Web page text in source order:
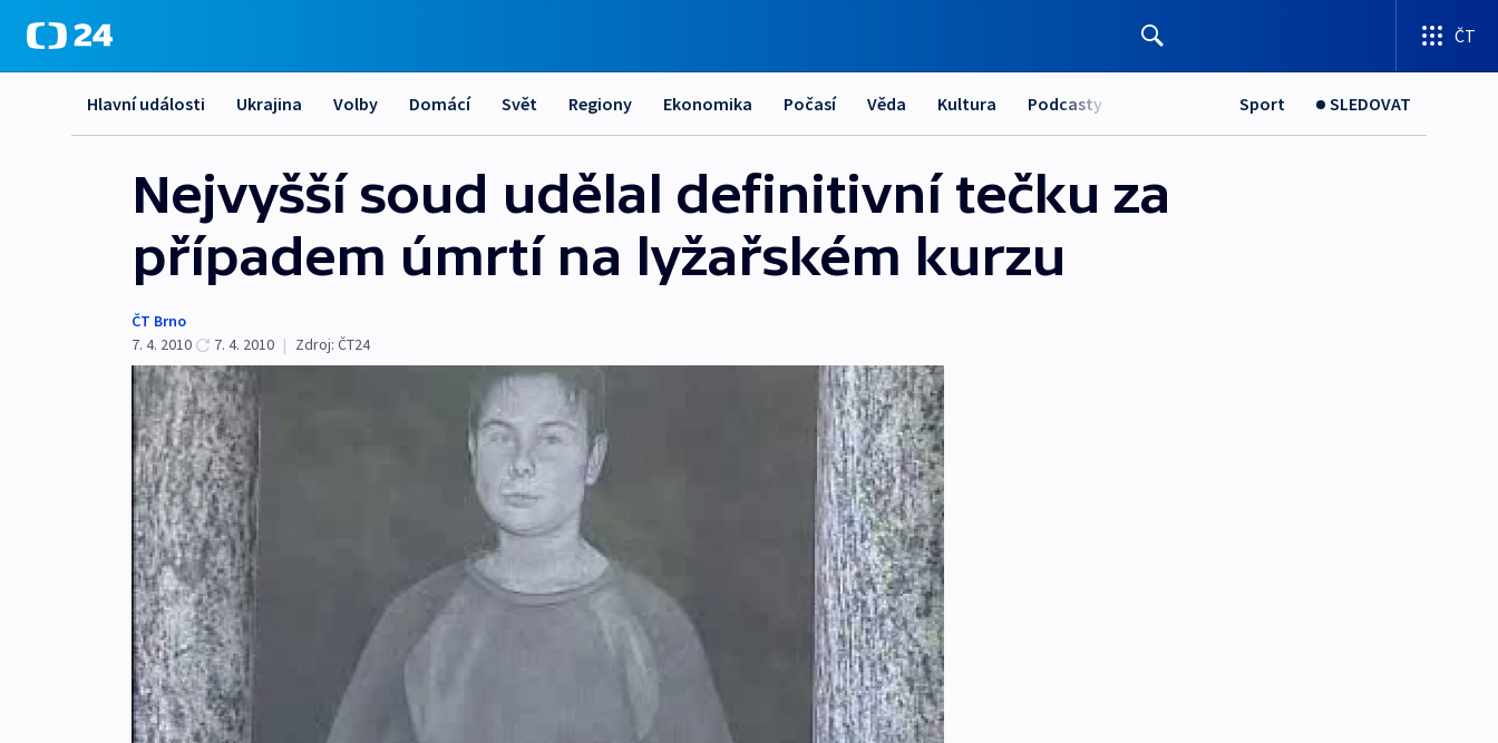
ČT
Hlavní události Ukrajina Volby Domácí Svět Regiony Ekonomika Počasí Věda Kultura Podcasty Sport SLEDOVAT
Nejvyšší soud udělal definitivní tečku za
případem úmrtí na lyžařském kurzu
ČT Brno
7. 4. 2010
7. 4. 2010 | Zdroj: ČT24